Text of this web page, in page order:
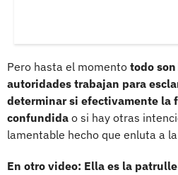
Pero hasta el momento todo
autoridades trabajan para
determinar si efectivamente la
confundida o si hay otras
lamentable hecho que enluta a
En otro video: Ella es la